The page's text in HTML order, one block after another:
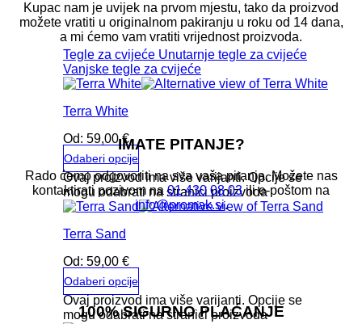
Tegle za cvijeće Unutarnje tegle za cvijeće
Vanjske tegle za cvijeće
Terra White
Od: 59,00€
Odaberi opcije
Ovaj proizvod ima više varijanti. Opcije se
mogu odabrati na stranici proizvoda
Terra Sand
Od: 59,00 €
Odaberi opcije
Ovaj proizvod ima više varijanti. Opcije se
mogu odabrati na stranici proizvoda
Kupac nam je uvijek na prvom mjestu, tako da proizvod
možete vratiti u originalnom pakiranju u roku od 14 dana,
a mi ćemo vam vratiti vrijednost proizvoda.
IMATE PITANJE?
Rado ćemo odgovoriti na sva vaša pitanja. Možete nas
kontaktirati pozivom na01 430 08 03ili e-poštom na
info@promak.si.
100% SIGURNO PLAĆANJE